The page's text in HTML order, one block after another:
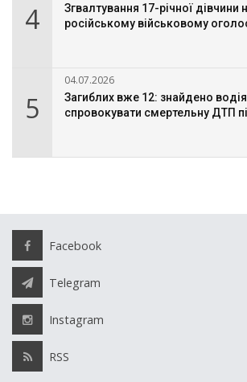
4
Згвалтування 17-річної дівчини
російському військовому
5
04.07.2026
Загиблих вже 12: знайдено
спровокувати смертельну ДТП
Facebook
Telegram
Instagram
RSS